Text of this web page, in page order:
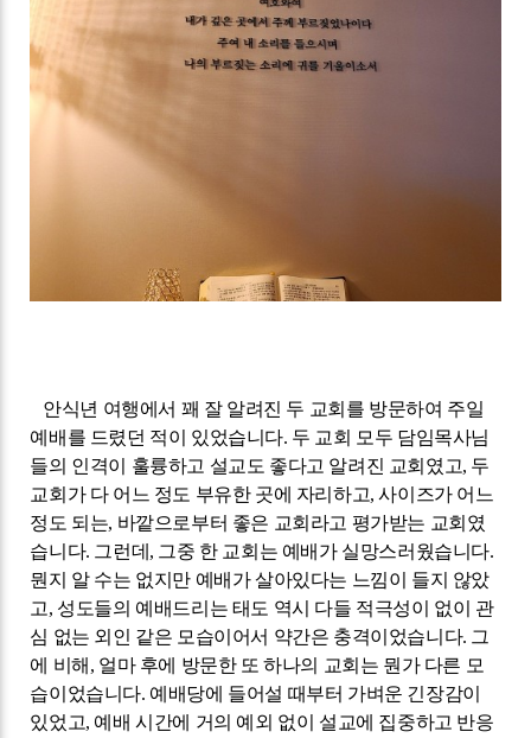
안식년 여행에서 꽤 잘 알려진 두 교회를 방문하여 주일
예배를 드렸던 적이 있었습니다. 두 교회 모두 담임목사님
들의 인격이 훌륭하고 설교도 좋다고 알려진 교회였고, 두
교회가 다 어느 정도 부유한 곳에 자리하고,사이즈가 어느
정도 되는, 바깥으로부터 좋은 교회라고 평가받는 교회였
습니다. 그런데 , 그중 한 교회는 예배가 실망스러웠습니다.
뭔지 알 수는 없지만 예배가 살아있다는 느낌이 들지 않았
고, 성도들의 예배드리는 태도 역시 다들 적극성이 없이 관
심 없는 외인 같은 모습이어서 약간은 충격이었습니다. 그
에 비해 , 얼마 후에 방문한 또 하나의 교회는 뭔가 다른 모
습이었습니다. 예배당에 들어설 때부터 가벼운 긴장감이
있었고, 예배 시간에 거의 예외 없이 설교에 집중하고 반응